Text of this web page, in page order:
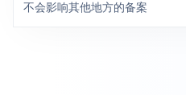
不会影响其他地方的备案